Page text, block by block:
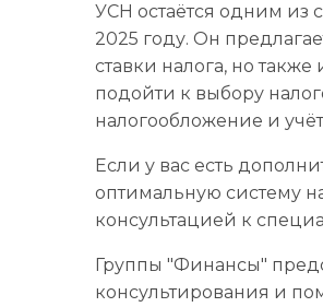
УСН остаётся одним из
2025 году. Он
ставки налога, но
подойти к выбору
налогообложение и
Если у вас есть
оптимальную систему
консультацией к
Группы "Финансы"
консультирования и